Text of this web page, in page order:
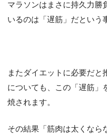
マラソンはまさに持久力勝
いるのは「遅筋」だという
またダイエットに必要だと
についても、この「遅筋」
焼されます。
その結果「筋肉は太くなら